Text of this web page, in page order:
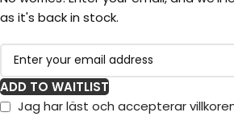
as it's back in stock.
ADD TO WAITLIST
Jag har läst och accepterar